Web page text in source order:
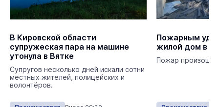
В Кировской области
супружеская пара на машине
утонула в Вятке
Супругов несколько дней искали сотни
местных жителей, полицейских и
волонтёров.
Пожарным
жилой дом в
Пожар